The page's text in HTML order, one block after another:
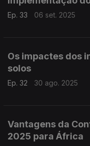
Ep. 33 06 set. 2025
Os impactes dos
solos
Ep. 32 30 ago. 2025
Vantagens da
2025 para África